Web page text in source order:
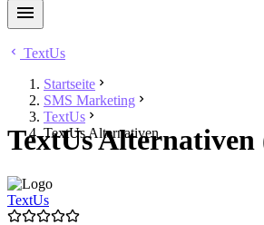
TextUs
Startseite
SMS Marketing
TextUs
TextUs Alternativen
TextUs Alternativen
TextUs